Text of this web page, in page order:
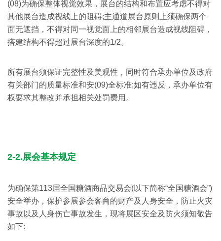
(08)为确保整体视觉效果，展台的结构和布置应考虑不得对
其他展台造成视线上的阻碍;主通道展台原则上须确保两个
面无遮挡，不得对同一视觉面上的相邻展台造成视线阻碍，
搭建结构不得超过展台深度的1/2。
所有展台须保证完整性及美观性，同时符合承办单位及政府
有关部门的质量标准和安(09)全标准;如有违反，承办单位有
权要求其整改并承担相关处罚费用。
2-2.展会基本规定
为确保第113届全国糖酒商品交易会(以下简称“全国糖酒会”)
安全举办，保护参展参会客商的财产及人身安全，防止火灾
事故以及人身伤亡事故发生，现将展区安全及防火须知敬告
如下: